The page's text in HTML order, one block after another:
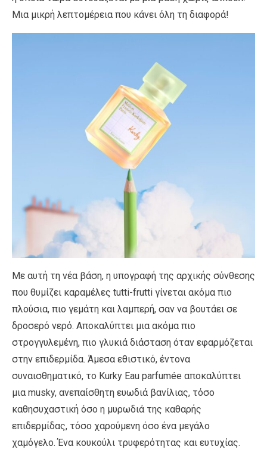
Μια μικρή λεπτομέρεια που κάνει όλη τη διαφορά!
Με αυτή τη νέα βάση, η υπογραφή της αρχικής σύνθεσης
που θυμίζει καραμέλες tutti-frutti γίνεται ακόμα πιο
πλούσια, πιο γεμάτη και λαμπερή, σαν να βουτάει σε
δροσερό νερό. Αποκαλύπτει μια ακόμα πιο
στρογγυλεμένη, πιο γλυκιά διάσταση όταν εφαρμόζεται
στην επιδερμίδα. Άμεσα εθιστικό, έντονα
συναισθηματικό, το Kurky Eau parfumée αποκαλύπτει
μια musky, ανεπαίσθητη ευωδιά βανίλιας, τόσο
καθησυχαστική όσο η μυρωδιά της καθαρής
επιδερμίδας, τόσο χαρούμενη όσο ένα μεγάλο
χαμόγελο. Ένα κουκούλι τρυφερότητας και ευτυχίας.